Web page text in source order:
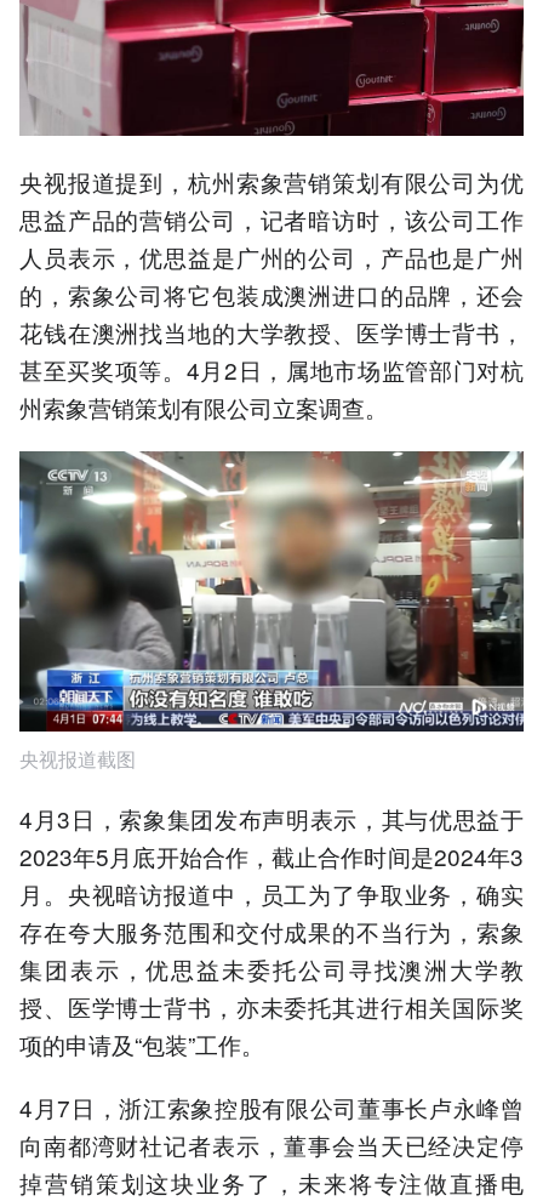
央视报道提到，杭州索象营销策划有限公司为优
思益产品的营销公司，记者暗访时，该公司工作
人员表示，优思益是广州的公司，产品也是广州
的，索象公司将它包装成澳洲进口的品牌，还会
花钱在澳洲找当地的大学教授、医学博士背书，
甚至买奖项等。4月2日，属地市场监管部门对杭
州索象营销策划有限公司立案调查。
央视报道截图
4月3日，索象集团发布声明表示，其与优思益于
2023年5月底开始合作，截止合作时间是2024年3
月。央视暗访报道中，员工为了争取业务，确实
存在夸大服务范围和交付成果的不当行为，索象
集团表示，优思益未委托公司寻找澳洲大学教
授、医学博士背书，亦未委托其进行相关国际奖
项的申请及“包装”工作。
4月7日，浙江索象控股有限公司董事长卢永峰曾
向南都湾财社记者表示，董事会当天已经决定停
掉营销策划这块业务了，未来将专注做直播电